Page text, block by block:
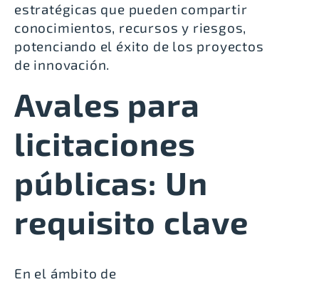
estratégicas que pueden compartir
conocimientos, recursos y riesgos,
potenciando el éxito de los proyectos
de innovación.
Avales para
licitaciones
públicas: Un
requisito clave
En el ámbito de